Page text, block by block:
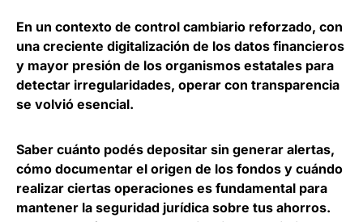
En un contexto de control cambiario reforzado, con
una creciente digitalización de los datos financieros
y mayor presión de los organismos estatales para
detectar irregularidades, operar con transparencia
se volvió esencial.
Saber cuánto podés depositar sin generar alertas,
cómo documentar el origen de los fondos y cuándo
realizar ciertas operaciones es fundamental para
mantener la seguridad jurídica sobre tus ahorros.